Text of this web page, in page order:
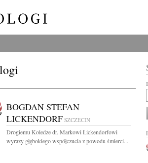
BOGDAN STEFAN
LICKENDORF SZCZECIN
Drogiemu Koledze dr. Markowi Lickendorfowi
wyrazy głębokiego współczucia z powodu śmierci...